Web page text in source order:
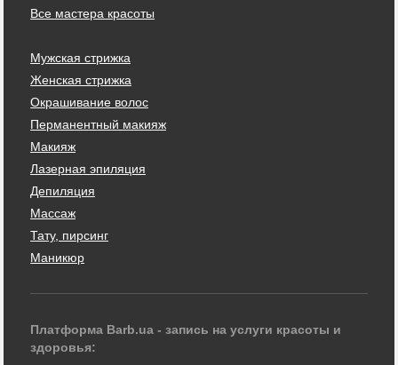
Все мастера красоты
Мужская стрижка
Женская стрижка
Окрашивание волос
Перманентный макияж
Макияж
Лазерная эпиляция
Депиляция
Массаж
Тату, пирсинг
Маникюр
Платформа Barb.ua - запись на услуги красоты и
здоровья: